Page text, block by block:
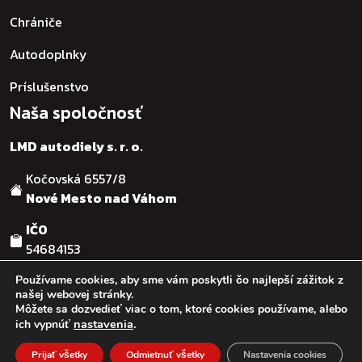
Chrániče
Autodoplnky
Príslušenstvo
Naša spoločnosť
LMD autodiely s. r. o.
Kočovská 6557/8
Nové Mesto nad Váhom
IČO
54684153
DIČ
SK2121755482
© :: 2026:: LMD autodiely s.r.o. :: Design & code by:Ľuboš
Používame cookies, aby sme vám poskytli čo najlepší zážitok z
našej webovej stránky.
Môžete sa dozvedieť viac o tom, ktoré cookies používame, alebo
ich vypnúť nastavenia.
Prijať všetky Odmietnuť všetky Nastavenia cookies